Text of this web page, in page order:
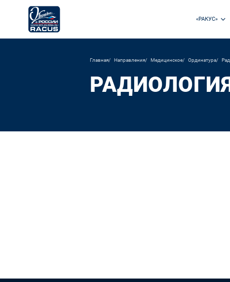
«РАКУС»
Главная Направления Медицинское Ординатура